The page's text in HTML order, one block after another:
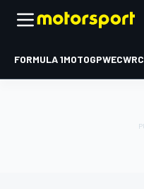
FORMULA 1MOTOGPWECWRC